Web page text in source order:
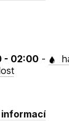
- 02:00 -